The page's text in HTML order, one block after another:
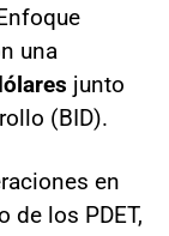
una
junto
(BID).
en
de los PDET,